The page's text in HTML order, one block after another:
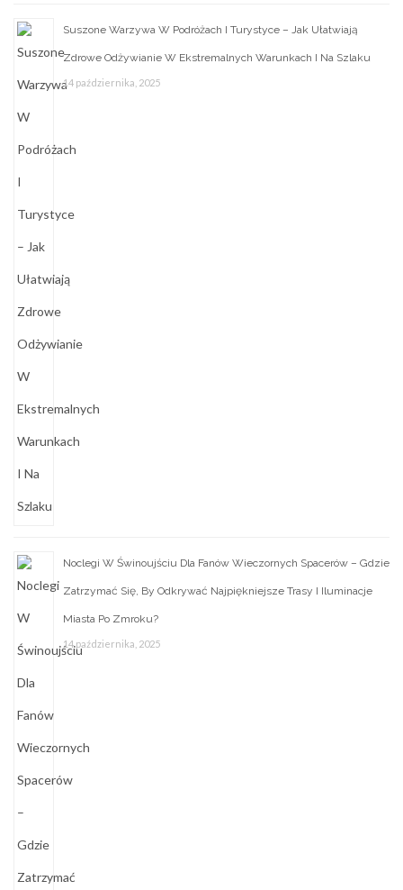
Suszone Warzywa W Podróżach I Turystyce – Jak Ułatwiają
Zdrowe Odżywianie W Ekstremalnych Warunkach I Na Szlaku
14 października, 2025
Noclegi W Świnoujściu Dla Fanów Wieczornych Spacerów – Gdzie
Zatrzymać Się, By Odkrywać Najpiękniejsze Trasy I Iluminacje
Miasta Po Zmroku?
14 października, 2025